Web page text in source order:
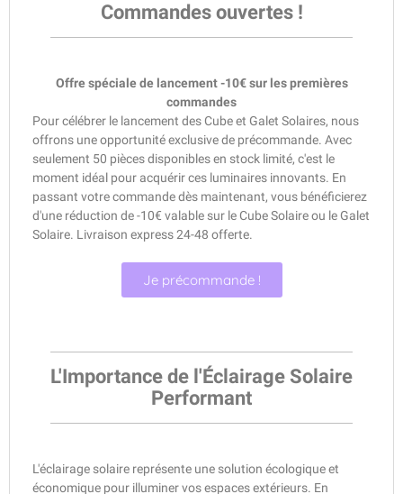
Commandes ouvertes !
Offre spéciale de lancement -10€ sur les premières
commandes
Pour célébrer le lancement des Cube et Galet Solaires, nous
offrons une opportunité exclusive de précommande. Avec
seulement 50 pièces disponibles en stock limité, c'est le
moment idéal pour acquérir ces luminaires innovants. En
passant votre commande dès maintenant, vous bénéficierez
d'une réduction de -10€ valable sur le Cube Solaire ou le Galet
Solaire. Livraison express 24-48 offerte.
Je précommande !
L'Importance de l'Éclairage Solaire
Performant
L'éclairage solaire représente une solution écologique et
économique pour illuminer vos espaces extérieurs. En